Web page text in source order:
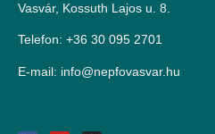
Vasvár, Kossuth Lajos u. 8.
Telefon: +36 30 095 2701
E-mail: uh.ravsavofpen@ofni